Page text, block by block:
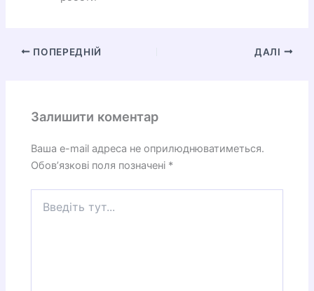
ПОПЕРЕДНІЙ ДАЛІ
Залишити коментар
Ваша e-mail адреса не оприлюднюватиметься.
Обов’язкові поля позначені *
тут...